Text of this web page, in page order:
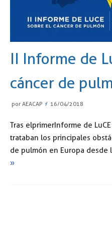
II Informe de
cáncer de
por AEACAP 16/04/2018
Tras el primer Informe de
trataban los principales
de pulmón en Europa desde
»